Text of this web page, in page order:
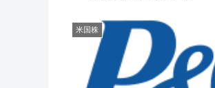
米国株